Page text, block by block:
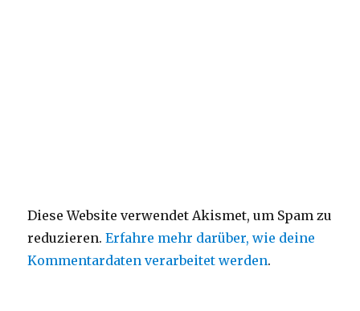
Diese Website verwendet Akismet, um Spam zu
reduzieren.Erfahre mehr darüber, wie deine
Kommentardaten verarbeitet werden.